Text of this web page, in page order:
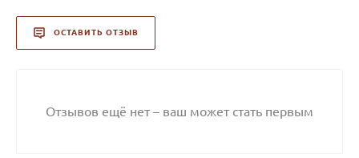
ОСТАВИТЬ ОТЗЫВ
Отзывов ещё нет – ваш может стать первым